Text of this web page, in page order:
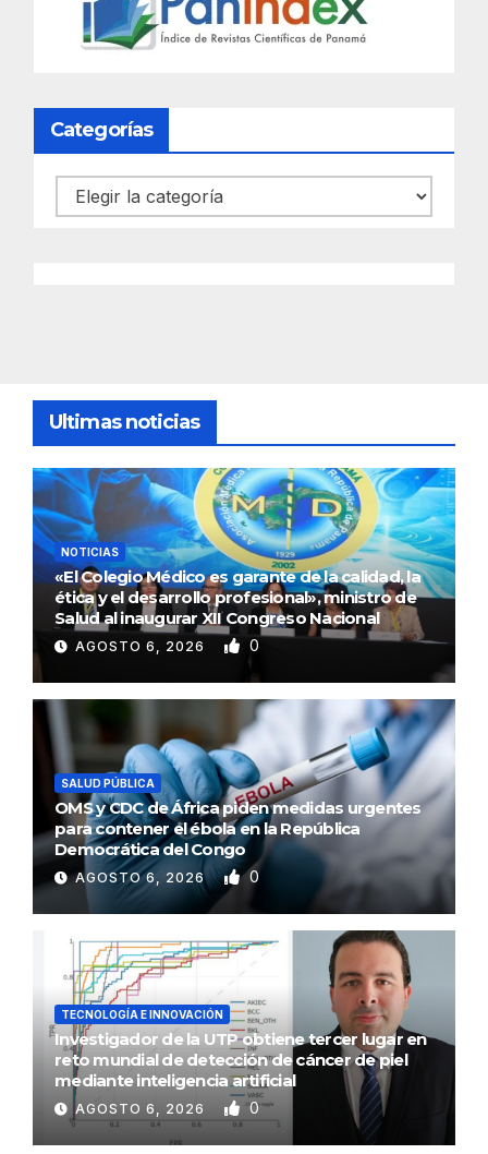
Categorías
Categorías
Ultimas noticias
NOTICIAS
«El Colegio Médico es garante de la calidad, la
ética y el desarrollo profesional», ministro de
Salud al inaugurar XII Congreso Nacional
AGOSTO 6, 2026 0
SALUD PÚBLICA
OMS y CDC de África piden medidas urgentes
para contener el ébola en la República
Democrática del Congo
AGOSTO 6, 2026 0
TECNOLOGÍA E INNOVACIÓN
Investigador de la UTP obtiene tercer lugar en
reto mundial de detección de cáncer de piel
mediante inteligencia artificial
AGOSTO 6, 2026 0